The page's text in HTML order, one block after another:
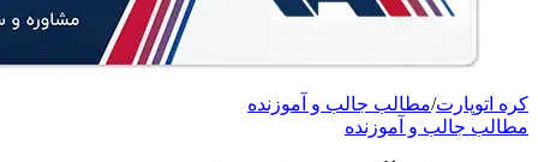
کره اتوپارت/مطالب جالب و آموزنده
مطالب جالب و آموزنده